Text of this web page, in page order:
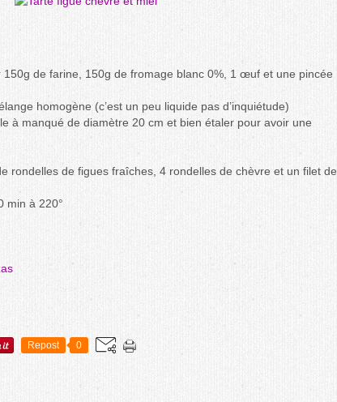
de farine, 150g de fromage blanc 0%, 1 œuf et une pincée
homogène (c’est un peu liquide pas d’inquiétude)
à manqué de diamètre 20 cm et bien étaler pour avoir une
rondelles de figues fraîches, 4 rondelles de chèvre et un filet de
min à 220°
Repost 0